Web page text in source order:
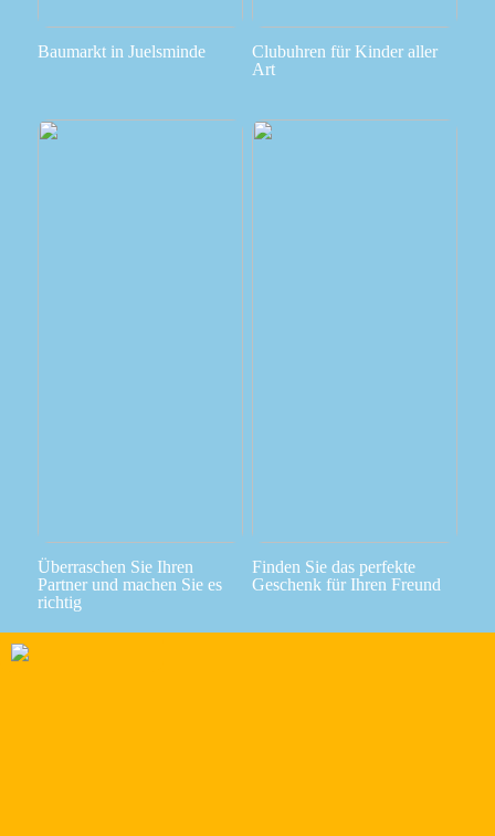
Baumarkt in Juelsminde
Clubuhren für Kinder aller
Art
Überraschen Sie Ihren
Partner und machen Sie es
richtig
Finden Sie das perfekte
Geschenk für Ihren Freund